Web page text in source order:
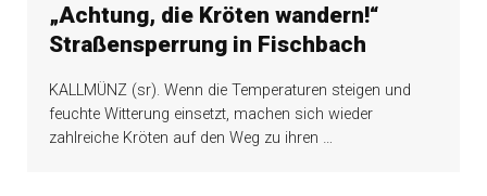
„Achtung, die Kröten wandern!“
Straßensperrung in Fischbach
KALLMÜNZ (sr). Wenn die Temperaturen steigen und
feuchte Witterung einsetzt, machen sich wieder
zahlreiche Kröten auf den Weg zu ihren …